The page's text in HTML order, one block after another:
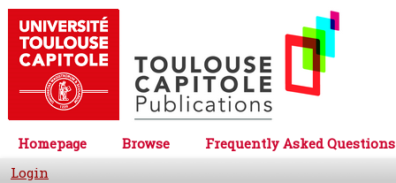
Homepage Browse
Frequently Asked Questions
Login